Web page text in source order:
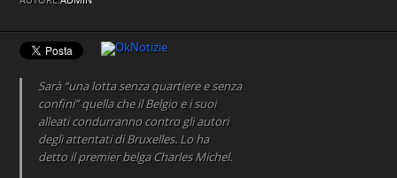
Sarà “una lotta senza quartiere e senza
confini” quella che il Belgio e i suoi
alleati condurranno contro gli autori
degli attentati di Bruxelles. Lo ha
detto il premier belga Charles Michel.